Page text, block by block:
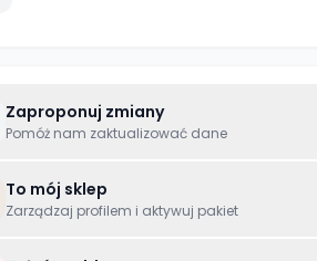
Zaproponuj zmiany
Pomóż nam zaktualizować dane
To mój sklep
Zarządzaj profilem i aktywuj pakiet